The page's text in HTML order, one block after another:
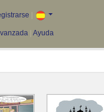
Ayuda